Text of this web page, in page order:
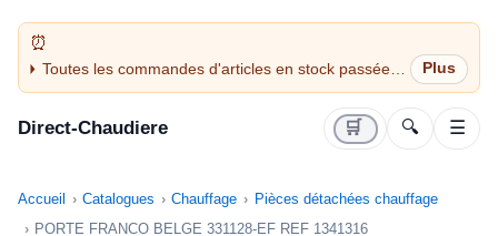
Toutes les commandes d'articles en stock passées
avant 14H sont expédiées le jour même (jours
Direct-Chaudiere 🛒 🔍 ☰
Accueil Catalogues Chauffage
Pièces détachées chauffage
PORTE FRANCO BELGE 331128-EF REF 1341316